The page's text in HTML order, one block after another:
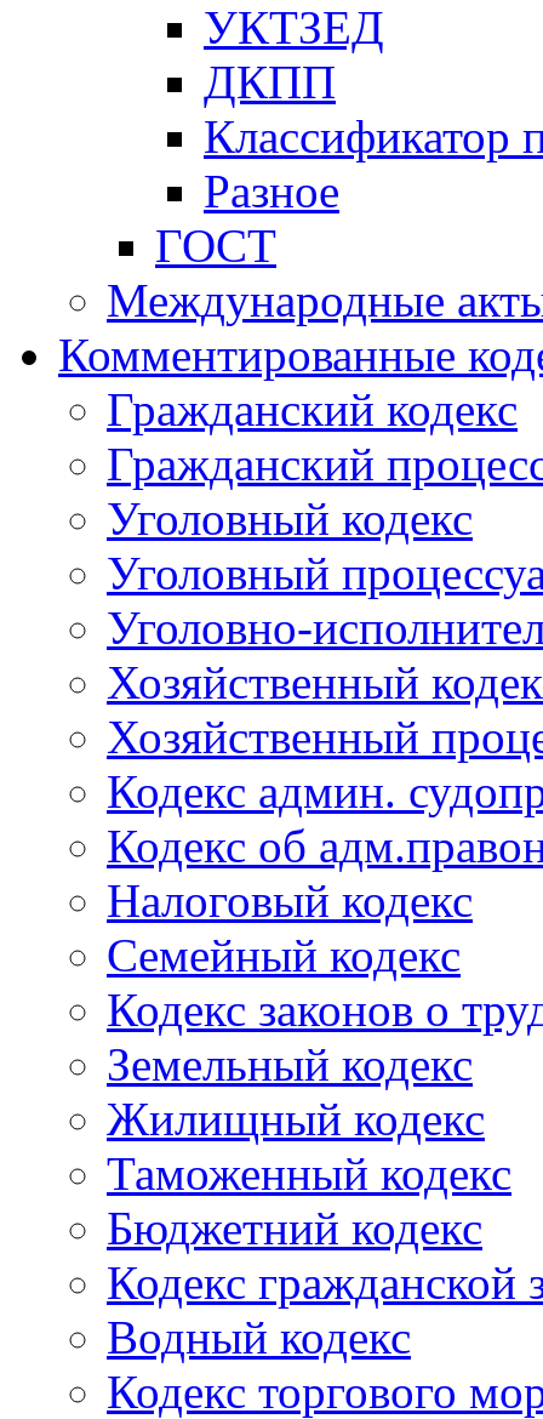
УКТЗЕД
ДКПП
Классификатор
Разное
ГОСТ
Международные
Комментированные
Гражданский кодекс
Гражданский
Уголовный кодекс
Уголовный
Уголовно-
Хозяйственный
Хозяйственный
Кодекс админ.
Кодекс об
Налоговый кодекс
Семейный кодекс
Кодекс законов о
Земельный кодекс
Жилищный кодекс
Таможенный кодекс
Бюджетний кодекс
Кодекс гражданской
Водный кодекс
Кодекс торгового